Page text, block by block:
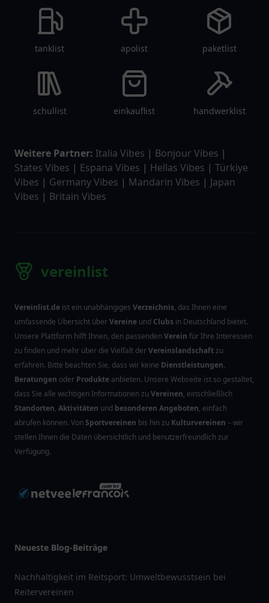
tanklist apolist paketlist
schullist einkauflist handwerklist
Weitere Partner: Italia Vibes | Bonjour Vibes |
States Vibes | Espana Vibes | Hellas Vibes | Türkiye
Vibes | Germany Vibes | Mandarin Vibes | Japan
Vibes | Britain Vibes
vereinlist
Vereinlist.de ist ein unabhängiges Verzeichnis, das Ihnen eine
umfassende Übersicht überVereine und Clubs in Deutschland bietet.
Unsere Plattform hilft Ihnen, den passendenVerein für Ihre Interessen
zu finden und mehr über die Vielfalt derVereinslandschaftzu
erfahren. Bitte beachten Sie, dass wir keine Dienstleistungen,
Beratungen oder Produkte anbieten. Unsere Webseite ist so gestaltet,
dass Sie alle wichtigen Informationen zu Vereinen, einschließlich
Standorten, Aktivitäten und besonderen Angeboten, einfach
abrufen können. VonSportvereinen bis hin zu Kulturvereinen – wir
stellen Ihnen die Daten übersichtlich und benutzerfreundlich zur
Verfügung.
Neueste Blog-Beiträge
Nachhaltigkeit im Reitsport: Umweltbewusstsein bei
Reitervereinen